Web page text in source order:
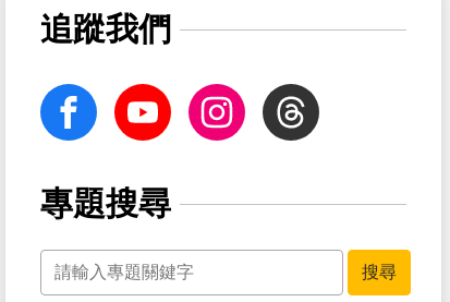
追蹤我們
facebook Youtube InstagramThreads
專題搜尋
關鍵字
搜尋